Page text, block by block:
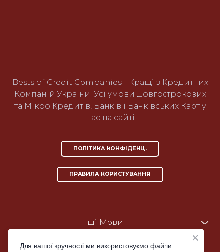
Bests of Credit Companies - Кращі з Кредитних
Компаній України. Усі умови Довгострокових
та Мікро Кредитів, Банків і Банківських Карт у
нас на сайті
ПОЛІТИКА КОНФІДЕНЦ.
ПРАВИЛА КОРИСТУВАННЯ
Інші Мови
US-en|PH-en
Для вашої зручності ми використовуємо файли